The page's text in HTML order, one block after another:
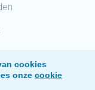
cookies
onze cookie